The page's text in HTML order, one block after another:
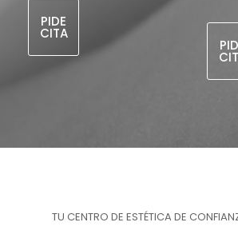
PIDE
CITA
TU CENTRO DE ESTÉTICA DE